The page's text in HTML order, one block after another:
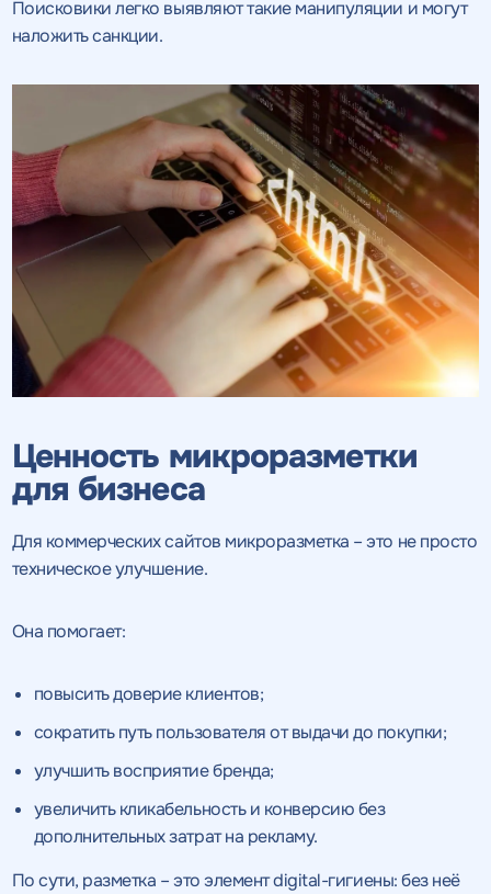
Поисковики легко выявляют такие манипуляции и могут
наложить санкции.
Ценность микроразметки
для бизнеса
Для коммерческих сайтов микроразметка – это не просто
техническое улучшение.
Она помогает:
повысить доверие клиентов;
сократить путь пользователя от выдачи до покупки;
улучшить восприятие бренда;
увеличить кликабельность и конверсию без
дополнительных затрат на рекламу.
По сути, разметка – это элемент digital-гигиены: без неё